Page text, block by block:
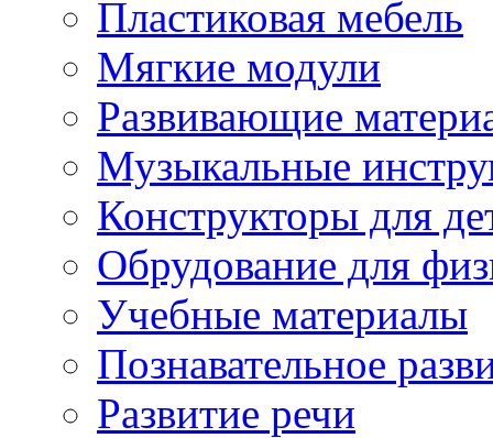
Пластиковая мебель
Мягкие модули
Развивающие
Музыкальные
Конструкторы для
Обрудование для
Учебные материалы
Познавательное
Развитие речи